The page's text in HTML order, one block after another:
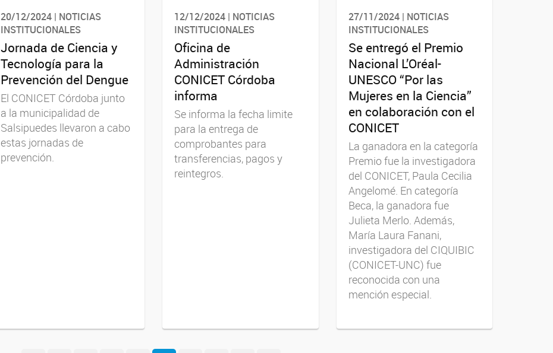
20/12/2024 | NOTICIAS
INSTITUCIONALES
Jornada de Ciencia y
Tecnología para la
Prevención del Dengue
El CONICET Córdoba junto
a la municipalidad de
Salsipuedes llevaron a cabo
estas jornadas de
prevención.
12/12/2024 | NOTICIAS
INSTITUCIONALES
Oficina de
Administración
CONICET Córdoba
informa
Se informa la fecha limite
para la entrega de
comprobantes para
transferencias, pagos y
reintegros.
27/11/2024 | NOTICIAS
INSTITUCIONALES
Se entregó el Premio
Nacional L’Oréal-
UNESCO “Por las
Mujeres en la Ciencia”
en colaboración con el
CONICET
La ganadora en la categoría
Premio fue la investigadora
del CONICET, Paula Cecilia
Angelomé. En categoría
Beca, la ganadora fue
Julieta Merlo. Además,
María Laura Fanani,
investigadora del CIQUIBIC
(CONICET-UNC) fue
reconocida con una
mención especial.